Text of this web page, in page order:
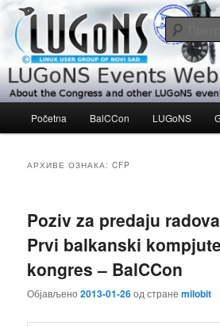
Скочи
примарни
садржај
Скочи
секундарни
садржајLUGoNS Events
About the Congress and other LUGoNS
изборник
Početna BalCCon LUGoNS
АРХИВЕ ОЗНАКА:CFP
Poziv za predaju
Prvi balkanski
kongres – BalCCon
Објављено2013-01-26од странеmilobit